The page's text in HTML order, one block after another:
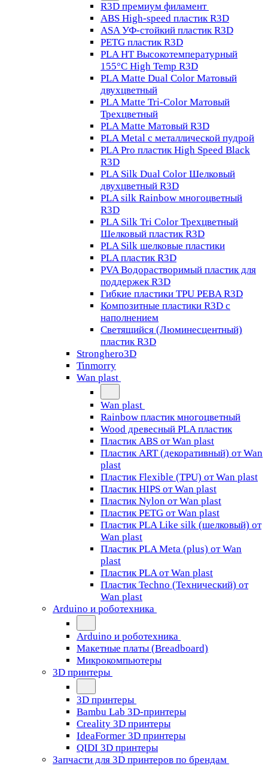
R3D премиум филамент
ABS High-speed пластик R3D
ASA УФ-стойкий пластик R3D
PETG пластик R3D
PLA HT Высокотемпературный
155°C High Temp R3D
PLA Matte Dual Color Матовый
двухцветный
PLA Matte Tri-Color Матовый
Трехцветный
PLA Matte Матовый R3D
PLA Metal с металлической пудрой
PLA Pro пластик High Speed Black
R3D
PLA Silk Dual Color Шелковый
двухцветный R3D
PLA silk Rainbow многоцветный
R3D
PLA Silk Tri Color Трехцветный
Шелковый пластик R3D
PLA Silk шелковые пластики
PLA пластик R3D
PVA Водорастворимый пластик для
поддержек R3D
Гибкие пластики TPU PEBA R3D
Композитные пластики R3D с
наполнением
Светящийся (Люминесцентный)
пластик R3D
Stronghero3D
Tinmorry
Wan plast
Wan plast
Rainbow пластик многоцветный
Wood древесный PLA пластик
Пластик ABS от Wan plast
Пластик ART (декоративный) от Wan
plast
Пластик Flexible (TPU) от Wan plast
Пластик HIPS от Wan plast
Пластик Nylon от Wan plast
Пластик PETG от Wan plast
Пластик PLA Like silk (шелковый) от
Wan plast
Пластик PLA Meta (plus) от Wan
plast
Пластик PLA от Wan plast
Пластик Techno (Технический) от
Wan plast
Arduino и роботехника
Arduino и роботехника
Макетные платы (Breadboard)
Микрокомпьютеры
3D принтеры
3D принтеры
Bambu Lab 3D-принтеры
Creality 3D принтеры
IdeaFormer 3D принтеры
QIDI 3D принтеры
Запчасти для 3D принтеров по брендам